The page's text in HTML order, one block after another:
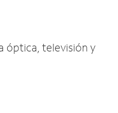
óptica, televisión y